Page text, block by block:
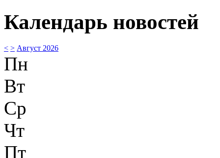
Календарь новостей
< > Август 2026
Пн
Вт
Ср
Чт
Пт